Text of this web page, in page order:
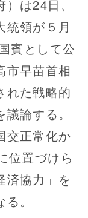
は24日、
統領が５月
賓として公
市早苗首相
れた戦略的
論する。
交正常化か
位置づけら
済協力」を
。